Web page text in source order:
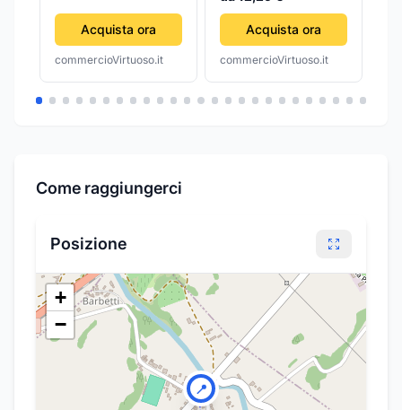
Acquista ora
commercioVirtuoso.it
Acquista ora
commercioVirtuoso.it
Come raggiungerci
Posizione
📍
+
−